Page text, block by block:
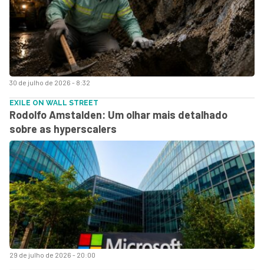
30 de julho de 2026 - 8:32
29 de julho de 2026 - 20:00
EXILE ON WALL STREET
Rodolfo Amstalden: Um olhar mais detalhado
sobre as hyperscalers